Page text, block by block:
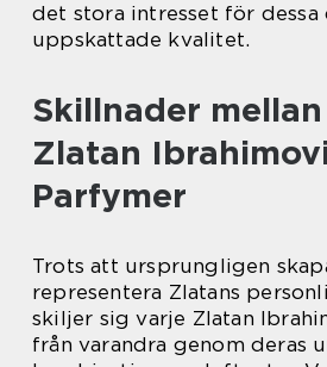
det stora intresset för
uppskattade kvalitet.
Skillnader
Zlatan
Parfymer
Trots att ursprungligen
representera Zlatans
skiljer sig varje Zlatan
från varandra genom deras